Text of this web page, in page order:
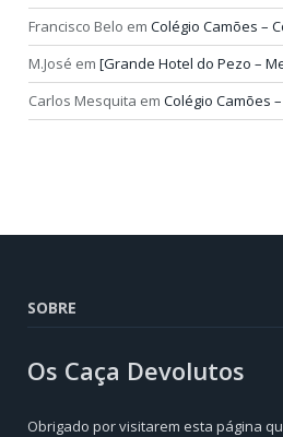
Francisco Belo em Colégio Camões –
M.José em [Grande Hotel do Pezo –
Carlos Mesquita em Colégio Camões
SOBRE
Os Caça Devolutos
Obrigado por visitarem esta página